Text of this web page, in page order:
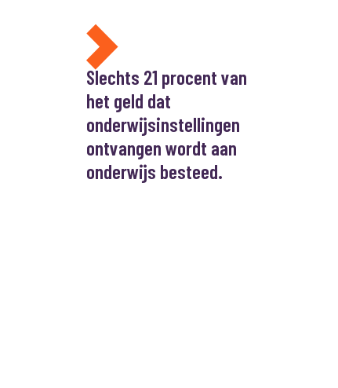
Slechts 21 procent van
het geld dat
onderwijsinstellingen
ontvangen wordt aan
onderwijs besteed.